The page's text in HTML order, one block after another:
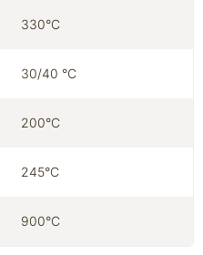
330°C
30/40 °C
200°C
245°C
900°C